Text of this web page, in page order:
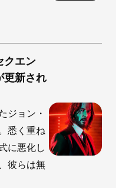
クエン
更新され
ジョン・
悉く重ね
に悪化し
彼らは無